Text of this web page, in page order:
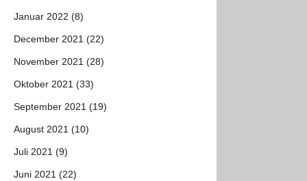
Januar 2022 (8)
December 2021 (22)
November 2021 (28)
Oktober 2021 (33)
September 2021 (19)
August 2021 (10)
Juli 2021 (9)
Juni 2021 (22)